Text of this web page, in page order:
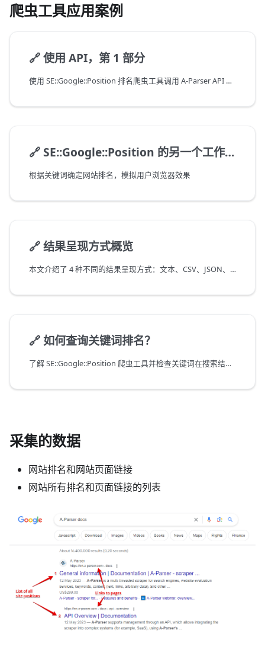
爬虫工具应用案例
🔗使用 API，第 1 部分
使用 SE::Google::Position 排名爬虫工具调用 A-Parser API 的示例
🔗SE::Google::Position 的另一个工作示例
根据关键词确定网站排名，模拟用户浏览器效果
🔗结果呈现方式概览
本文介绍了 4 种不同的结果呈现方式：文本、CSV、JSON、HTML
🔗 如何查询关键词排名？
了解 SE::Google::Position 爬虫工具并检查关键词在搜索结果中的排名位置
采集的数据
网站排名和网站页面链接
网站所有排名和页面链接的列表